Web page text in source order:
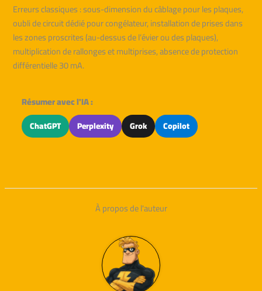
Erreurs classiques : sous-dimension du câblage pour les plaques,
oubli de circuit dédié pour congélateur, installation de prises dans
les zones proscrites (au-dessus de l’évier ou des plaques),
multiplication de rallonges et multiprises, absence de protection
différentielle 30 mA.
Résumer avec l'IA :
ChatGPT Perplexity Grok Copilot
À propos de l'auteur